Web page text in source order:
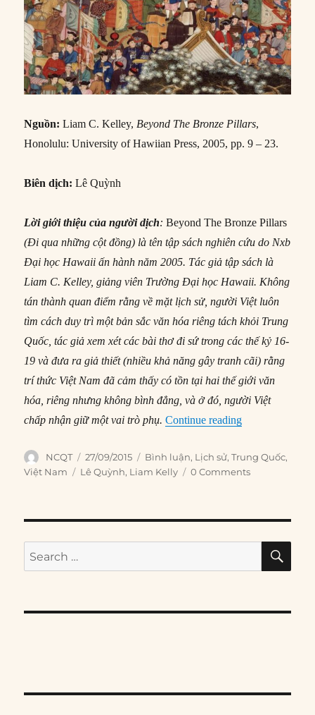
Nguồn:Liam C. Kelley, Beyond The Bronze Pillars,
Honolulu: University of Hawiian Press, 2005, pp. 9 – 23.
Biên dịch:Lê Quỳnh
Lời giới thiệu của người dịch:Beyond The Bronze Pillars
(Đi qua những cột đồng) là tên tập sách nghiên cứu do Nxb
Đại học Hawaii ấn hành năm 2005. Tác giả tập sách là
Liam C. Kelley, giảng viên Trường Đại học Hawaii. Không
tán thành quan điểm rằng về mặt lịch sử, người Việt luôn
tìm cách duy trì một bản sắc văn hóa riêng tách khỏi Trung
Quốc, tác giả xem xét các bài thơ đi sứ trong các thế kỷ 16-
19 và đưa ra giả thiết (nhiều khả năng gây tranh cãi) rằng
trí thức Việt Nam đã cảm thấy có tồn tại hai thế giới văn
hóa, riêng nhưng không bình đẳng, và ở đó, người Việt
chấp nhận giữ một vai trò phụ.Continue reading“Thay đổi trong
Author
NCQT
Posted
on
27/09/2015 Categories
Bình luận, Lịch sử,Trung Quốc,
Việt Nam
Tags
Lê Quỳnh, Liam Kelly 0 Comments
Search
for: